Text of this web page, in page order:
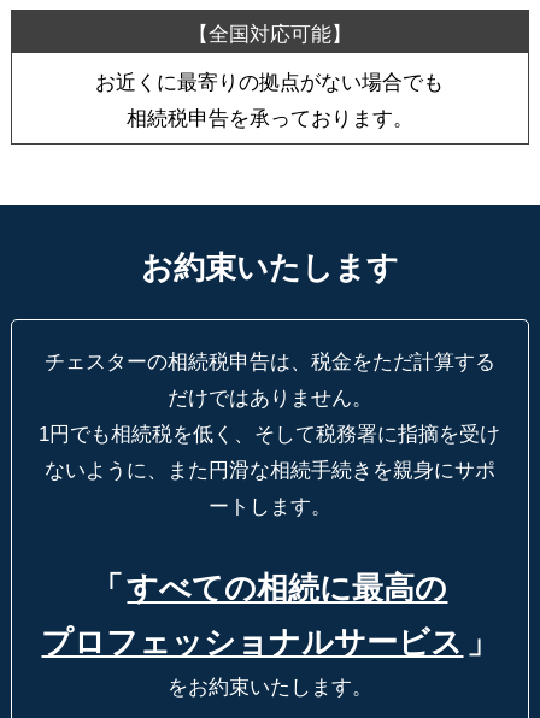
お近くに最寄りの拠点がない場合でも
相続税申告を承っております。
お約束いたします
チェスターの相続税申告は、税金をただ計算する
だけではありません。
1円でも相続税を低く、そして税務署に指摘を受け
ないように、
また円滑な相続手続きを親身にサポ
ートします。
「 すべての相続に最高の
プロフェッショナルサービス 」
をお約束いたします。